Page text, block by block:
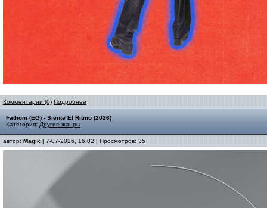
Комментарии (0) Подробнее
Fathom (EG) - Siente El Ritmo (2026)
Категория: Другие жанры
автор: Magik | 7-07-2026, 16:02 | Просмотров: 35